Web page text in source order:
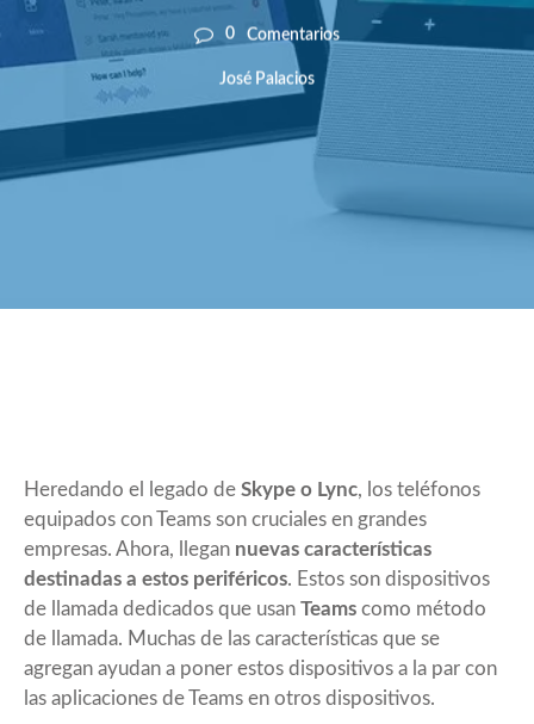
0 Comentarios
José Palacios
Heredando el legado de Skype o Lync, los teléfonos
equipados con Teams son cruciales en grandes
empresas. Ahora, llegan nuevas características
destinadas a estos periféricos. Estos son dispositivos
de llamada dedicados que usan Teams como método
de llamada. Muchas de las características que se
agregan ayudan a poner estos dispositivos a la par con
las aplicaciones de Teams en otros dispositivos.